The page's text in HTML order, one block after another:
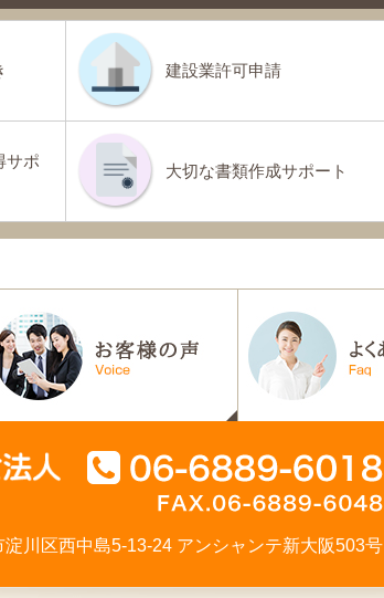
建設業許可申請
サポ
大切な書類作成サポート
川区西中島5-13-24 アンシャンテ新大阪503号